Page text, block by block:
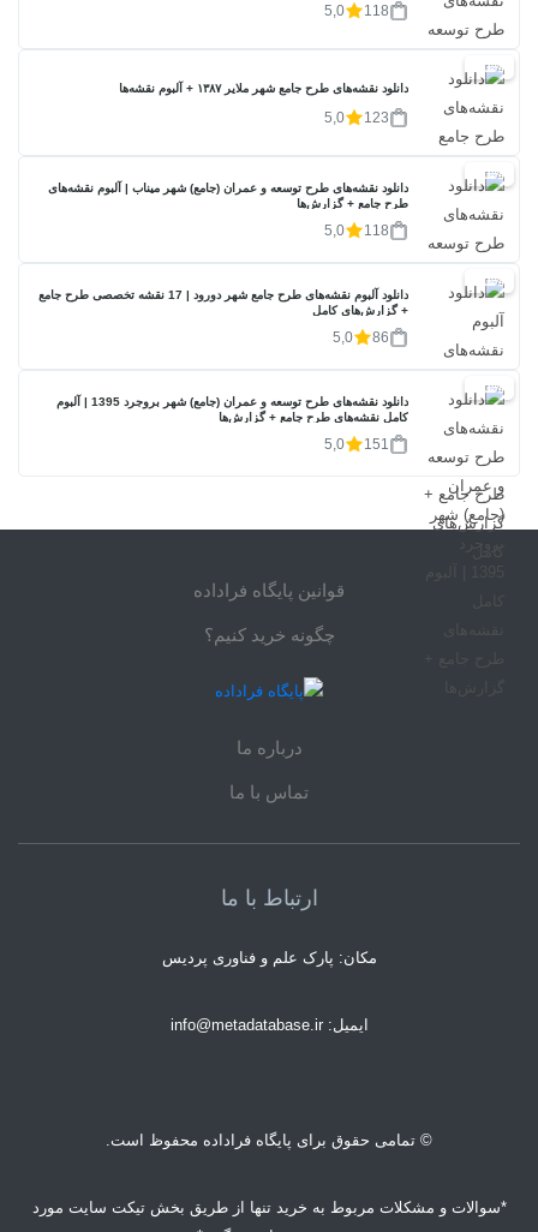
118
5,0
20%
دانلود نقشه‌های طرح جامع شهر ملایر ۱۳۸۷ + آلبوم نقشه‌ها
123
5,0
20%
دانلود نقشه‌های طرح توسعه و عمران (جامع) شهر میناب | آلبوم نقشه‌های
طرح جامع + گزارش‌ها
118
5,0
20%
دانلود آلبوم نقشه‌های طرح جامع شهر دورود | 17 نقشه تخصصی طرح جامع
+ گزارش‌های کامل
86
5,0
20%
دانلود نقشه‌های طرح توسعه و عمران (جامع) شهر بروجرد 1395 | آلبوم
کامل نقشه‌های طرح جامع + گزارش‌ها
151
5,0
قوانین پایگاه فراداده
چگونه خرید کنیم؟
درباره ما
تماس با ما
ارتباط با ما
مکان: پارک علم و فناوری پردیس
ایمیل: info@metadatabase.ir
© تمامی حقوق برای پایگاه فراداده محفوظ است.
*سوالات و مشکلات مربوط به خرید تنها از طریق بخش تیکت سایت مورد